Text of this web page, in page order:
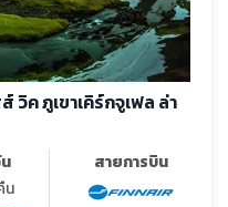
วิค ภูเขาเคิร์กจูเฟล ล่า
น
สายการบิน